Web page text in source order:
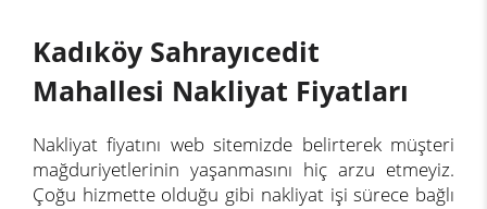
Kadıköy Sahrayıcedit
Mahallesi Nakliyat Fiyatları
Nakliyat fiyatını web sitemizde belirterek müşteri
mağduriyetlerinin yaşanmasını hiç arzu etmeyiz.
Çoğu hizmette olduğu gibi nakliyat işi sürece bağlı